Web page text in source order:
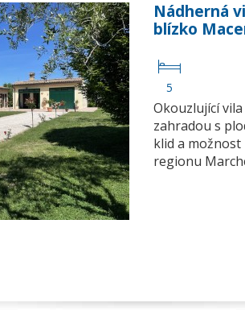
Nádherná
blízko
5
Okouzlující
zahradou s
klid a
regionu